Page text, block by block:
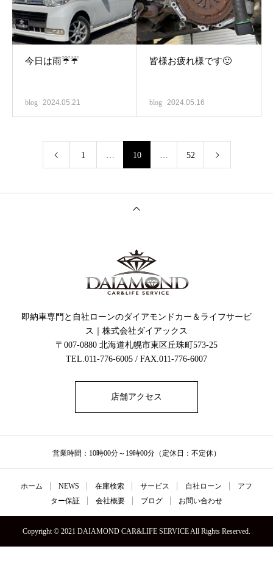
今日は雨☔☔
blog 2024.05.21
皆様お疲れ様です🙂
blog 2024.05.16
1 … 10 … 52
即納車専門と自社ローンのダイアモンドカー＆ライフサービ
ス｜株式会社ダイアックス
〒007-0880 北海道札幌市東区丘珠町573-25
TEL.011-776-6005 / FAX.011-776-6007
店舗アクセス
営業時間：10時00分～19時00分（定休日：不定休）
ホーム NEWS 在庫検索 サービス 自社ローン
アフ
ター保証
会社概要 ブログ お問い合わせ
Copyright © 2021 DAIAMOND CAR&LIFE SERVICE All Rights Reserved.